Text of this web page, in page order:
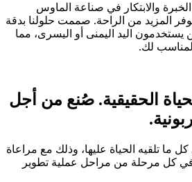
25 عامًا من الخبرة والابتكار في صناعة الماوس
المزيد من الراحة. صممت حلولنا بدقة
يستخدمون اليد اليمنى أو اليسرى، مما
لك.
الحقيقية. صُنع من أجل
كل ما تلقيه الحياة عليها، وذلك مع مراعاة
في كل مرحلة من مراحل عملية تطوير